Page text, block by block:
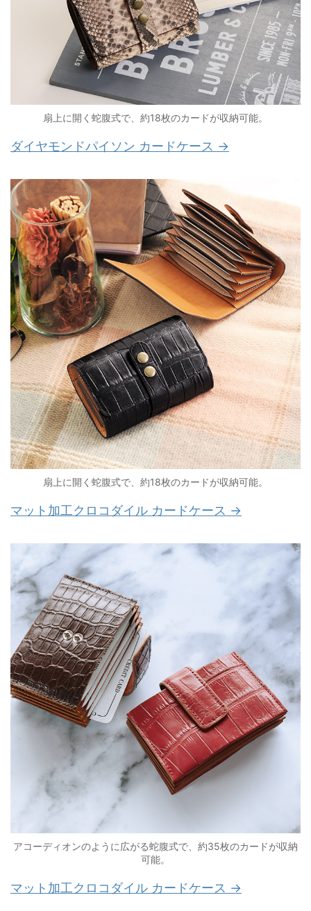
扇上に開く蛇腹式で、約18枚のカードが収納可能。
ダイヤモンドパイソン カードケース →
扇上に開く蛇腹式で、約18枚のカードが収納可能。
マット加工クロコダイル カードケース →
アコーディオンのように広がる蛇腹式で、約35枚のカードが収納
可能。
マット加工クロコダイル カードケース →